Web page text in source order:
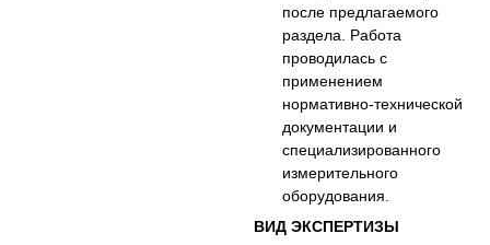
после предлагаемого
раздела. Работа
проводилась с
применением
нормативно-технической
документации и
специализированного
измерительного
оборудования.
ВИД ЭКСПЕРТИЗЫ